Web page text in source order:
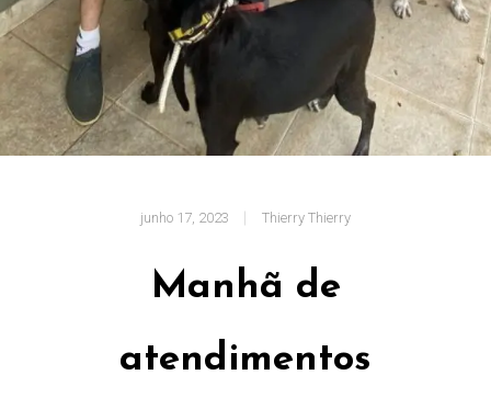
junho 17, 2023 Thierry Thierry
Manhã de
atendimentos